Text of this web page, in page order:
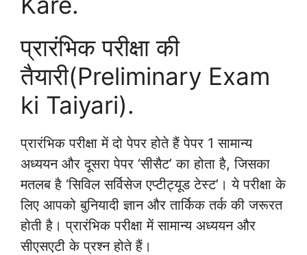
प्रारंभिक परीक्षा की
तैयारी(Preliminary Exam
ki Taiyari).
प्रारंभिक परीक्षा में दो पेपर होते हैं पेपर 1 सामान्य
अध्ययन और दूसरा पेपर ‘सीसैट’ का होता है, जिसका
मतलब है ‘सिविल सर्विसेज एप्टीट्यूड टेस्ट’। ये परीक्षा के
लिए आपको बुनियादी ज्ञान और तार्किक तर्क की जरूरत
होती है। प्रारंभिक परीक्षा में सामान्य अध्ययन और
सीएसएटी के प्रश्न होते हैं।